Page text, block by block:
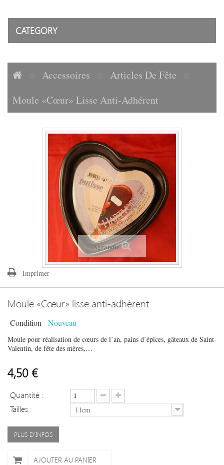
CATEGORY
Accessoires
Articles De Fête
Moule «Cœur» Lisse Anti-Adhérent
Agrandir
Imprimer
Moule «Cœur» lisse anti-adhérent
Condition Nouveau
Moule pour réalisation de cœurs de l’an, pains d’épices, gâteaux de Saint-
Valentin, de fête des mères,…
4,50 €
Quantité :
Tailles :
11cm
PLUS D'INFOS
AJOUTER AU PANIER